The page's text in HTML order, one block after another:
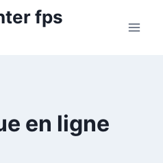
fps
en ligne